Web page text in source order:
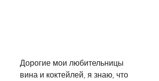
Дорогие мои любительницы
вина и коктейлей, я знаю, что